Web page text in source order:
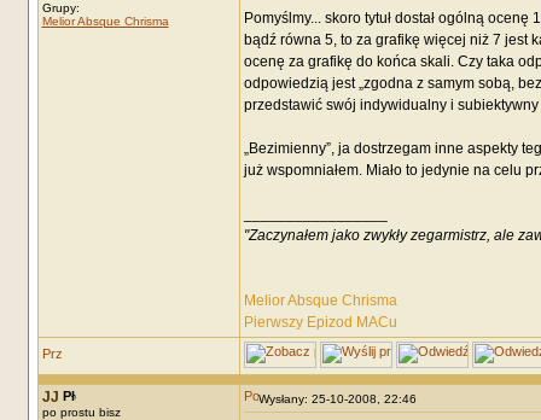
Grupy:
Melior Absque Chrisma
Pomyślmy... skoro tytuł dostał ogólną
bądź równa 5, to za grafikę więcej niż 7 jest
ocenę za grafikę do końca skali. Czy taka
odpowiedzią jest „zgodna z samym sobą,
przedstawić swój indywidualny i
„Bezimienny”, ja dostrzegam inne aspekty
już wspomniałem. Miało to jedynie na celu
"Zaczynałem jako zwykły zegarmistrz, ale
Melior Absque Chrisma
Pierwszy Epizod MACu
JJ
po prostu bisz
Wysłany: 25-10-2008, 22:46